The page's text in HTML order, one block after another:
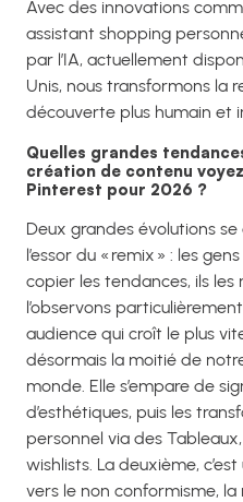
Avec des innovations
assistant shopping
par l’IA, actuellement
Unis, nous transformons la
découverte plus humain et
Quelles grandes
création de contenu
Pinterest pour 2026 ?
Deux grandes évolutions se
l’essor du « remix » : les
copier les tendances, ils
l’observons
audience qui croît le plus
désormais la moitié de
monde. Elle s’empare de
d’esthétiques, puis les
personnel via des
wishlists. La deuxième,
vers le non conformisme, la